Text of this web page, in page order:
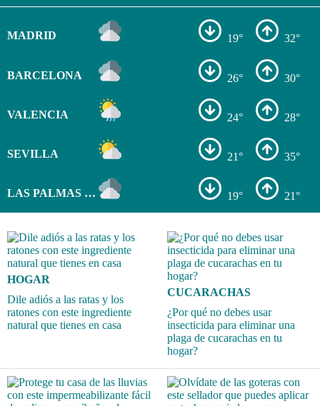
MADRID 19° 32°
BARCELONA 26° 30°
VALENCIA 24° 28°
SEVILLA 21° 35°
LAS PALMAS DE GRAN CANARIA 19° 21°
HOGAR
Dile adiós a las ratas y los
ratones con este ingrediente
natural que tienes en casa
CUCARACHAS
¿Por qué no debes usar
insecticida para eliminar una
plaga de cucarachas en tu
hogar?